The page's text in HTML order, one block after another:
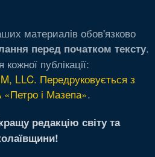
материалів обов'язково
перед початком тексту.
публікації:
LLC. Передруковується з
«Петро і Мазепа».
редакцію світу та